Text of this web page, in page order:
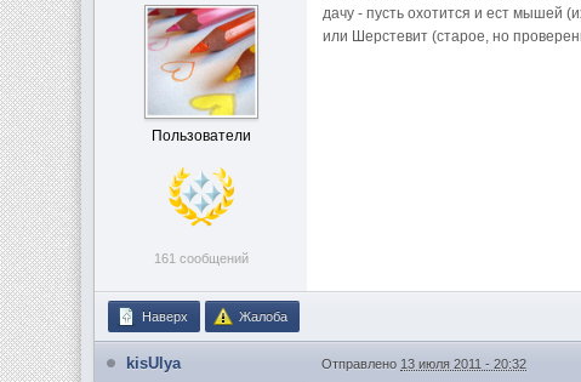
Пользователи
161 сообщений
дачу - пусть охотится и ест мышей
или Шерстевит (старое, но
Наверх Жалоба
kisUlya Отправлено 13 июля 2011 - 20:32